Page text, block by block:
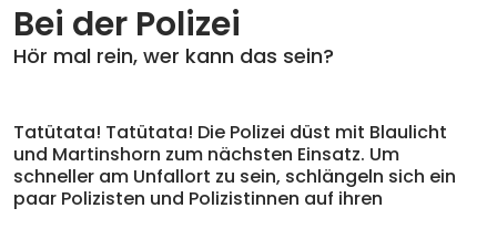
Bei der Polizei
Hör mal rein, wer kann das sein?
Tatütata! Tatütata! Die Polizei düst mit Blaulicht
und Martinshorn zum nächsten Einsatz. Um
schneller am Unfallort zu sein, schlängeln sich ein
paar Polizisten und Polizistinnen auf ihren